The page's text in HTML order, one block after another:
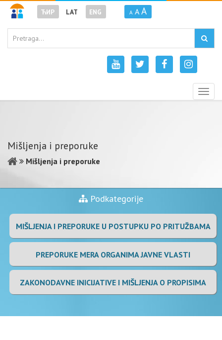
ЋИР LAT ENG A A A
Mišljenja i preporuke
Mišljenja i preporuke
Podkategorije
MIŠLJENJA I PREPORUKE U POSTUPKU PO PRITUŽBAMA
PREPORUKE MERA ORGANIMA JAVNE VLASTI
ZAKONODAVNE INICIJATIVE I MIŠLJENJA O PROPISIMA